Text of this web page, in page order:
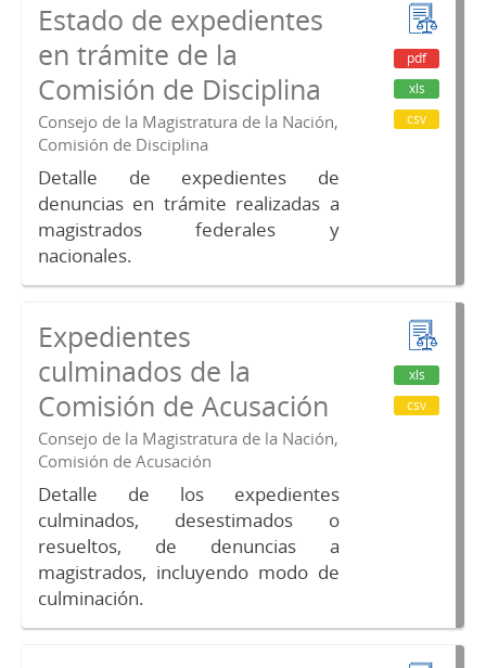
Estado de expedientes
en trámite de la
Comisión de Disciplina
Consejo de la Magistratura de la Nación,
Comisión de Disciplina
Detalle de expedientes de
denuncias en trámite realizadas a
magistrados federales y
nacionales.
pdf
xls
csv
Expedientes
culminados de la
Comisión de Acusación
Consejo de la Magistratura de la Nación,
Comisión de Acusación
Detalle de los expedientes
culminados, desestimados o
resueltos, de denuncias a
magistrados, incluyendo modo de
culminación.
xls
csv